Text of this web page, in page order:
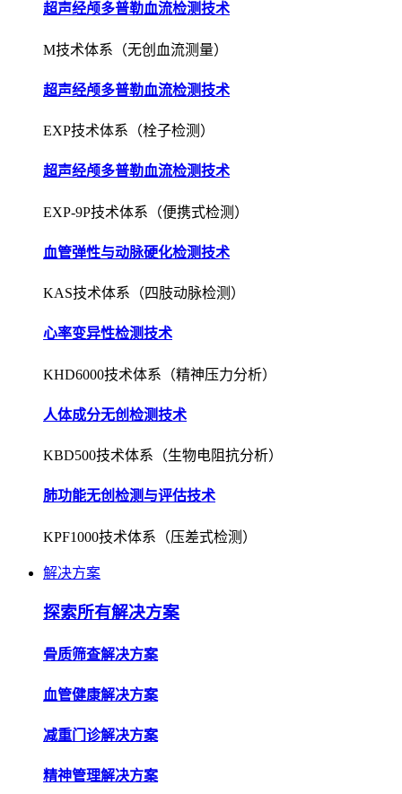
超声经颅多普勒血流检测技术
M技术体系（无创血流测量）
超声经颅多普勒血流检测技术
EXP技术体系（栓子检测）
超声经颅多普勒血流检测技术
EXP-9P技术体系（便携式检测）
血管弹性与动脉硬化检测技术
KAS技术体系（四肢动脉检测）
心率变异性检测技术
KHD6000技术体系（精神压力分析）
人体成分无创检测技术
KBD500技术体系（生物电阻抗分析）
肺功能无创检测与评估技术
KPF1000技术体系（压差式检测）
解决方案
探索所有解决方案
骨质筛查解决方案
血管健康解决方案
减重门诊解决方案
精神管理解决方案